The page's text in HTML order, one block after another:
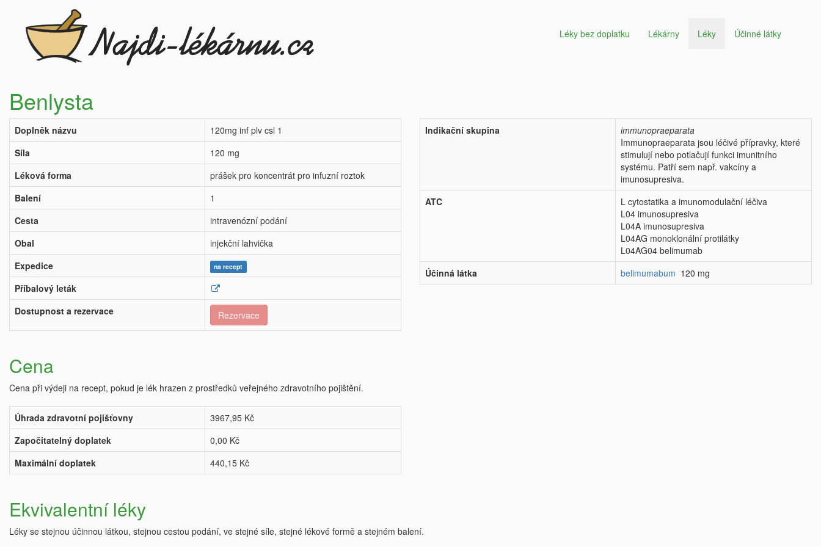
Léky bez doplatku Lékárny Léky Účinné látky
Benlysta
Doplněk názvu
120mg inf plv csl 1
Síla
120 mg
Léková forma
prášek pro koncentrát pro infuzní roztok
Balení
1
Cesta
intravenózní podání
Obal
injekční lahvička
Expedice
na recept
Příbalový leták
Dostupnost a rezervace
Rezervace
Indikační skupina
immunopraeparata
Immunopraeparata jsou léčivé přípravky, které
stimulují nebo potlačují funkci imunitního
systému. Patří sem např. vakcíny a
imunosupresiva.
ATC
L cytostatika a imunomodulační léčiva
L04 imunosupresiva
L04A imunosupresiva
L04AG monoklonální protilátky
L04AG04 belimumab
Účinná látka
belimumabum 120 mg
Cena
Cena při výdeji na recept, pokud je lék hrazen z prostředků veřejného zdravotního pojištění.
Úhrada zdravotní pojišťovny
3967,95 Kč
Započitatelný doplatek
0,00 Kč
Maximální doplatek
440,15 Kč
Ekvivalentní léky
Léky se stejnou účinnou látkou, stejnou cestou podání, ve stejné síle, stejné lékové formě a stejném balení.